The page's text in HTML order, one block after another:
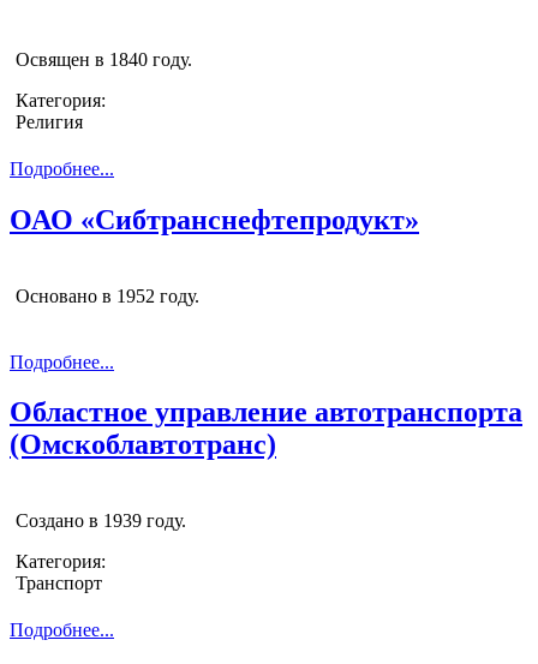
Освящен в 1840 году.
Категория:
Религия
Подробнее...
ОАО «Сибтранснефтепродукт»
Основано в 1952 году.
Подробнее...
Областное управление автотранспорта
(Омскоблавтотранс)
Создано в 1939 году.
Категория:
Транспорт
Подробнее...